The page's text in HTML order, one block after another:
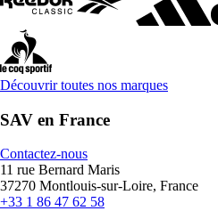
Découvrir toutes nos marques
SAV en France
Contactez-nous
11 rue Bernard Maris
37270 Montlouis-sur-Loire, France
+33 1 86 47 62 58